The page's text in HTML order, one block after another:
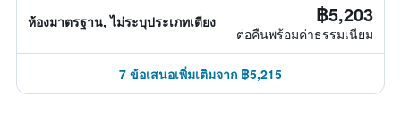
ห้องมาตรฐาน, ไม่ระบุประเภทเตียง ฿5,203
ต่อคืนพร้อมค่าธรรมเนียม
7 ข้อเสนอเพิ่มเติมจาก ฿5,215